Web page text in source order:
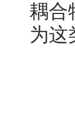
耦合
为这